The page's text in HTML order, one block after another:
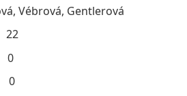
Vébrová, Gentlerová
0